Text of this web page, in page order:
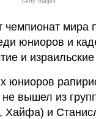
Getty Images
чемпионат мира
юниоров и
и
юниоров
вышел из
Хайфа) и